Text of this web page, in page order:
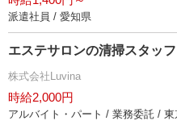
派遣社員 / 愛知県
エステサロンの清掃スタッフ
株式会社Luvina
時給2,000円
アルバイト・パート / 業務委託 / 東